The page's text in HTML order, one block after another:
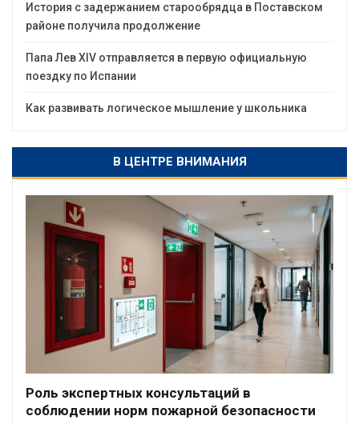
История с задержанием старообрядца в Поставском
районе получила продолжение
Папа Лев XIV отправляется в первую официальную
поездку по Испании
Как развивать логическое мышление у школьника
В ЦЕНТРЕ ВНИМАНИЯ
Роль экспертных консультаций в
соблюдении норм пожарной безопасности